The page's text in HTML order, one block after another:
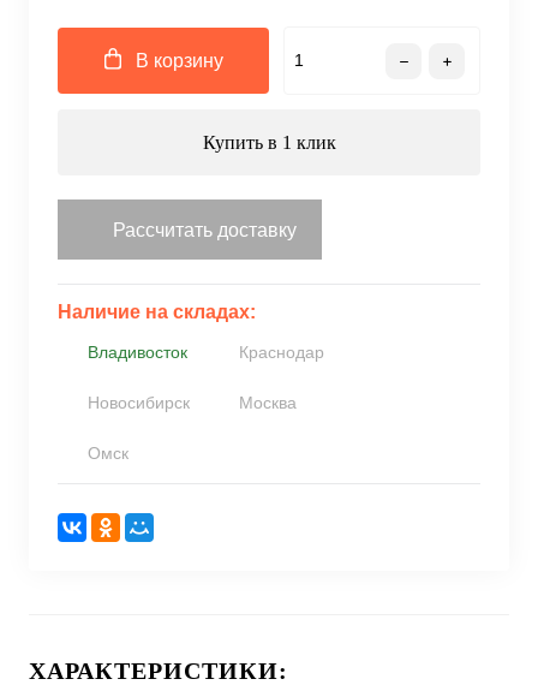
В корзину
Купить в 1 клик
Рассчитать доставку
Наличие на складах:
Владивосток Краснодар
Новосибирск Москва
Омск
ХАРАКТЕРИСТИКИ: